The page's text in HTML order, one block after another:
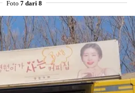
Foto 7 dari 8